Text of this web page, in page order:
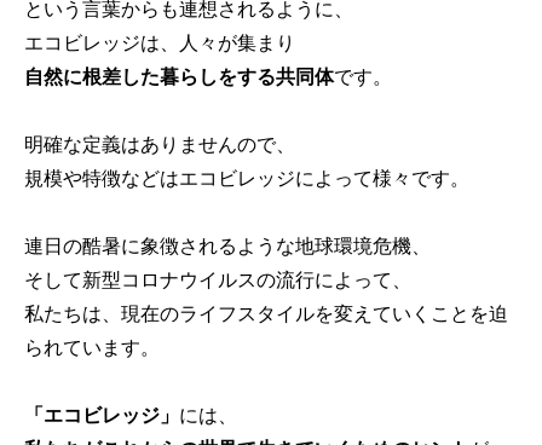
という言葉からも連想されるように、
エコビレッジは、人々が集まり
自然に根差した暮らしをする共同体です。
明確な定義はありませんので、
規模や特徴などはエコビレッジによって様々です。
連日の酷暑に象徴されるような地球環境危機、
そして新型コロナウイルスの流行によって、
私たちは、現在のライフスタイルを変えていくことを迫
られています。
「エコビレッジ」 には、